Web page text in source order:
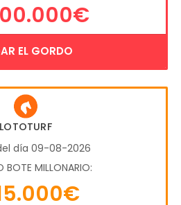
EL GORDO
LOTOTURF
día 09-08-2026
BOTE MILLONARIO: